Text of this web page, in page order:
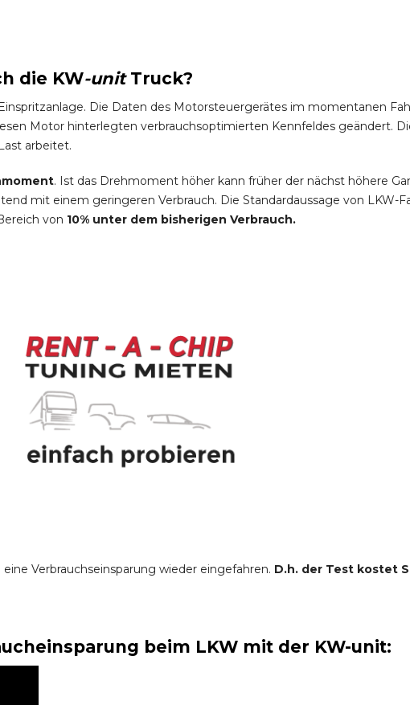
die KW-unit Truck?
Die Daten des Motorsteuergerätes im momentanen
Motor hinterlegten verbrauchsoptimierten Kennfeldes geändert.
arbeitet.
. Ist das Drehmoment höher kann früher der nächst höhere
mit einem geringeren Verbrauch. Die Standardaussage von LKW-
von 10% unter dem bisherigen Verbrauch.
Verbrauchseinsparung wieder eingefahren. D.h. der Test kostet
beim LKW mit der KW-unit: